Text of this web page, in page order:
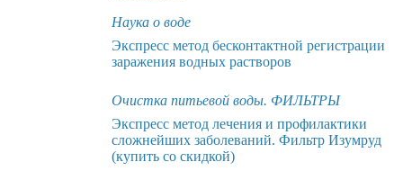
Наука о воде
Экспресс метод бесконтактной регистрации
заражения водных растворов
Очистка питьевой воды. ФИЛЬТРЫ
Экспресс метод лечения и профилактики
сложнейших заболеваний. Фильтр Изумруд
(купить со скидкой)